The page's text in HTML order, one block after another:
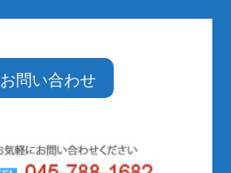
お問い合わせ